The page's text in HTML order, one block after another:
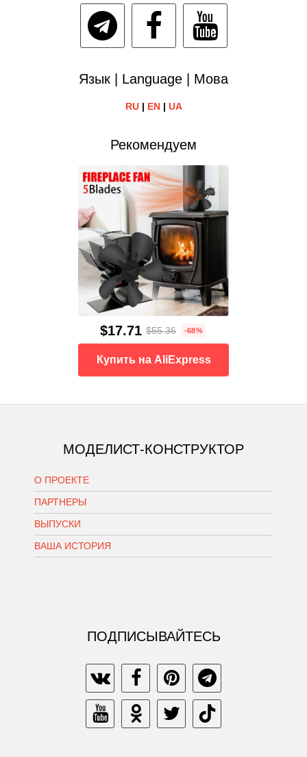
Язык | Language | Мова
RU| EN| UA
Рекомендуем
$17.71 $55.36 -68%
Купить на AliExpress
МОДЕЛИСТ-КОНСТРУКТОР
О ПРОЕКТЕ
ПАРТНЕРЫ
ВЫПУСКИ
ВАША ИСТОРИЯ
ПОДПИСЫВАЙТЕСЬ